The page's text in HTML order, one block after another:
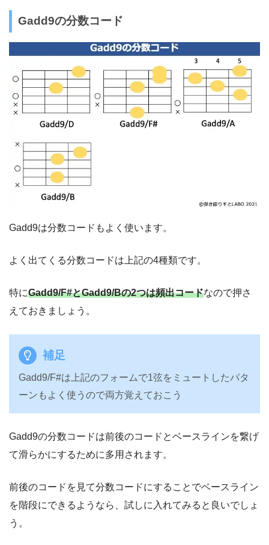
Gadd9の分数コード
Gadd9は分数コードもよく使います。
よく出てくる分数コードは上記の4種類です。
特にGadd9/F#とGadd9/Bの2つは頻出コードなので押さ
えておきましょう。
補足
Gadd9/F#は上記のフォームで1弦をミュートしたパタ
ーンもよく使うので両方覚えておこう
Gadd9の分数コードは前後のコードとベースラインを繋げ
て滑らかにするために多用されます。
前後のコードを見て分数コードにすることでベースライン
を階段にできるようなら、試しに入れてみると良いでしょ
う。